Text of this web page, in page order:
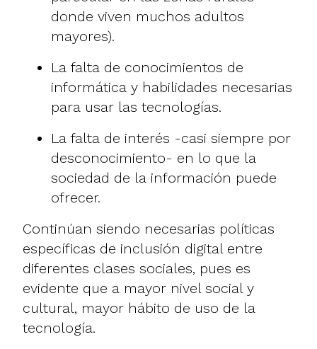
donde viven muchos adultos
mayores).
La falta de conocimientos de
informática y habilidades necesarias
para usar las tecnologías.
La falta de interés -casi siempre por
desconocimiento- en lo que la
sociedad de la información puede
ofrecer.
Continúan siendo necesarias políticas
específicas de inclusión digital entre
diferentes clases sociales, pues es
evidente que a mayor nivel social y
cultural, mayor hábito de uso de la
tecnología.